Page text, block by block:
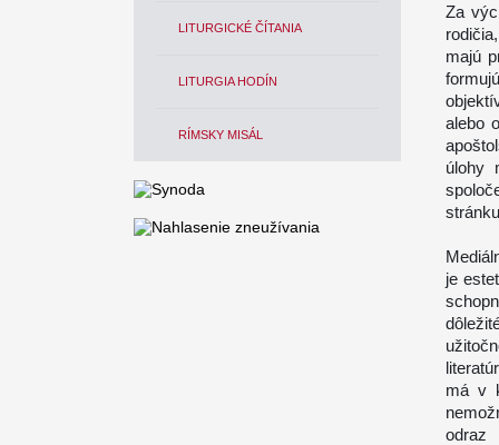
LITURGICKÉ ČÍTANIA
LITURGIA HODÍN
RÍMSKY MISÁL
Za
majú
alebo
úlohy
je
má v
odraz